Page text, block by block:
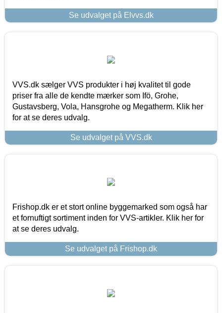
Se udvalget på Elvvs.dk
VVS.dk sælger VVS produkter i høj kvalitet til gode
priser fra alle de kendte mærker som Ifö, Grohe,
Gustavsberg, Vola, Hansgrohe og Megatherm. Klik her
for at se deres udvalg.
Se udvalget på VVS.dk
Frishop.dk er et stort online byggemarked som også har
et fornuftigt sortiment inden for VVS-artikler. Klik her for
at se deres udvalg.
Se udvalget på Frishop.dk